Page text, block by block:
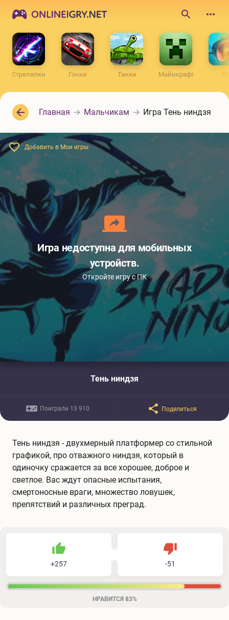
по
сайту
Стрелялки Гонки Танки Майнкрафт IO
Главная Мальчикам Игра Тень ниндзя
Игра недоступна для мобильных
устройств.
Откройте игру с ПК
Добавить в Мои игры
Тень ниндзя
Поиграли 13 910 Поделиться
Тень ниндзя - двухмерный платформер со стильной
графикой, про отважного ниндзя, который в
одиночку сражается за все хорошее, доброе и
светлое. Вас ждут опасные испытания,
смертоносные враги, множество ловушек,
препятствий и различных преград.
+257
Нравится
-51
НРАВИТСЯ 83%